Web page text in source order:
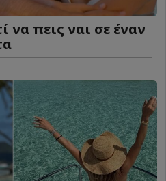
να πεις ναι σε έναν